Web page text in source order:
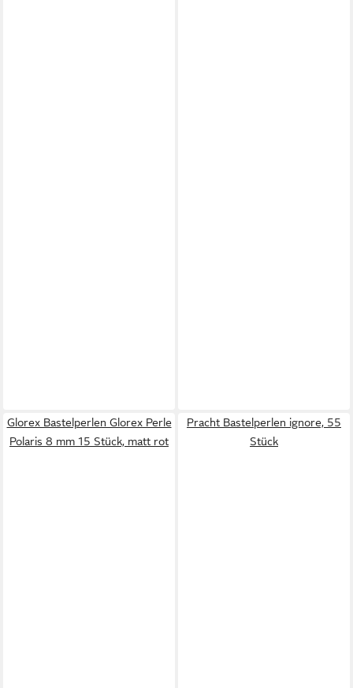
Glorex Bastelperlen Glorex Perle
Polaris 8 mm 15 Stück, matt rot
Pracht Bastelperlen ignore, 55
Stück